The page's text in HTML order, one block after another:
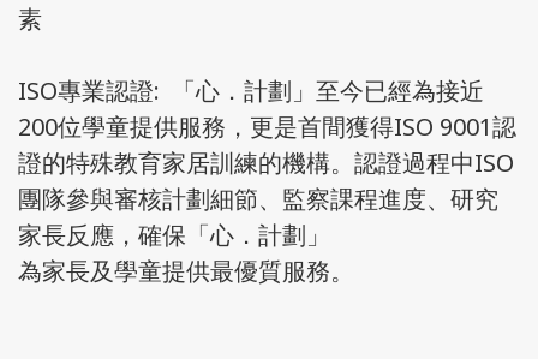
素
ISO專業認證: 「心．計劃」至今已經為接近
200位學童提供服務，更是首間獲得ISO 9001認
證的特殊教育家居訓練的機構。認證過程中ISO
團隊參與審核計劃細節、監察課程進度、研究
家長反應，確保「心．計劃」
​為家長及學童提供最優質服務。